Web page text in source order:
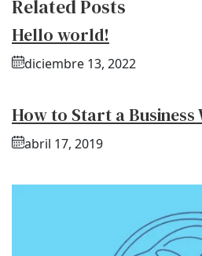
Related Posts
Hello world!
diciembre 13, 2022
How to Start a Business
abril 17, 2019